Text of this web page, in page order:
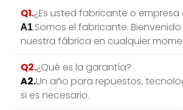
Q1.¿Es usted fabricante o empresa
A1.Somos el fabricante.
nuestra fábrica en cualquier
Q2.¿Qué es la garantía?
A2.Un año para repuestos,
si es necesario.